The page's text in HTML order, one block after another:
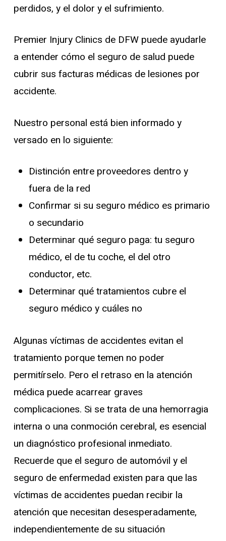
perdidos, y el dolor y el sufrimiento.
Premier Injury Clinics de DFW puede ayudarle
a entender cómo el seguro de salud puede
cubrir sus facturas médicas de lesiones por
accidente.
Nuestro personal está bien informado y
versado en lo siguiente:
Distinción entre proveedores dentro y
fuera de la red
Confirmar si su seguro médico es primario
o secundario
Determinar qué seguro paga: tu seguro
médico, el de tu coche, el del otro
conductor, etc.
Determinar qué tratamientos cubre el
seguro médico y cuáles no
Algunas víctimas de accidentes evitan el
tratamiento porque temen no poder
permitírselo. Pero el retraso en la atención
médica puede acarrear graves
complicaciones. Si se trata de una hemorragia
interna o una conmoción cerebral, es esencial
un diagnóstico profesional inmediato.
Recuerde que el seguro de automóvil y el
seguro de enfermedad existen para que las
víctimas de accidentes puedan recibir la
atención que necesitan desesperadamente,
independientemente de su situación